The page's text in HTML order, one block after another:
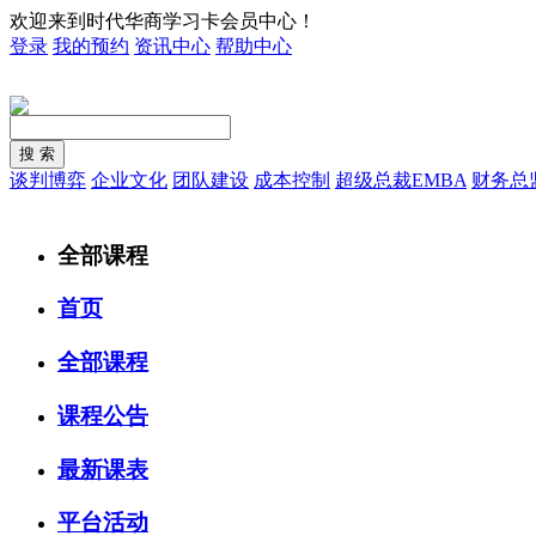
欢迎来到时代华商学习卡会员中心！
登录 我的预约 资讯中心 帮助中心
谈判博弈 企业文化 团队建设 成本控制 超级总裁EMBA 财务总
全部课程
首页
全部课程
课程公告
最新课表
平台活动